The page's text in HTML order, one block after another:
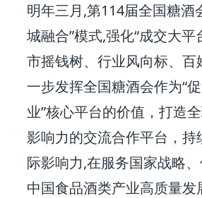
明年三月,第114届全国糖酒
城融合”模式,强化“成交大
市摇钱树、行业风向标、百
一步发挥全国糖酒会作为“
业”核心平台的价值，打造
影响力的交流合作平台，
际影响力,在服务国家战略
中国食品酒类产业高质量